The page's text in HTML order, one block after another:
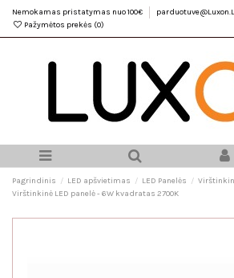
Nemokamas pristatymas nuo 100€
Pažymėtos prekės (0)
Pagrindinis LED apšvietimas LED Panelės
Virštinkinė LED panelė - 6W kvadratas 2700K